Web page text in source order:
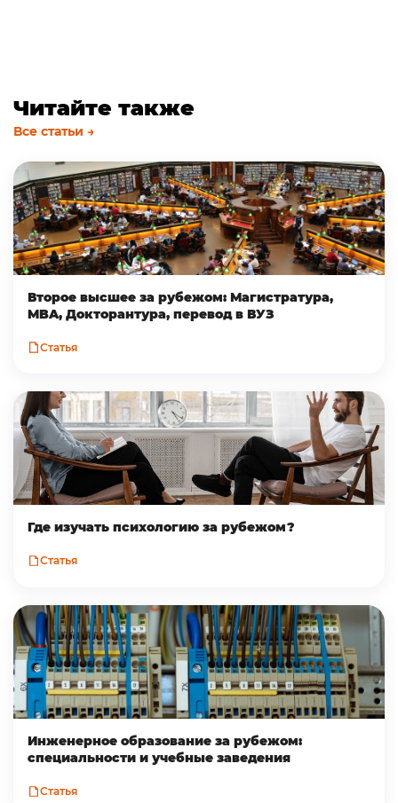
Читайте также
Все статьи →
Второе высшее за рубежом: Магистратура,
MBA, Докторантура, перевод в ВУЗ
Статья
Где изучать психологию за рубежом?
Статья
Инженерное образование за рубежом:
специальности и учебные заведения
Статья